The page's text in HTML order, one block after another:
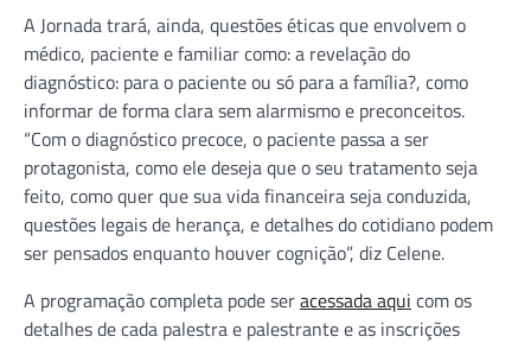
A Jornada trará, ainda, questões éticas que envolvem o
médico, paciente e familiar como: a revelação do
diagnóstico: para o paciente ou só para a família?, como
informar de forma clara sem alarmismo e preconceitos.
“Com o diagnóstico precoce, o paciente passa a ser
protagonista, como ele deseja que o seu tratamento seja
feito, como quer que sua vida financeira seja conduzida,
questões legais de herança, e detalhes do cotidiano podem
ser pensados enquanto houver cognição”, diz Celene.
A programação completa pode seracessada aqui com os
detalhes de cada palestra e palestrante e as inscrições